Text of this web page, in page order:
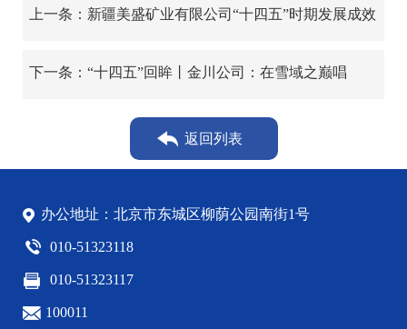
上一条：新疆美盛矿业有限公司“十四五”时期发展成效
下一条：“十四五”回眸丨金川公司：在雪域之巅唱
返回列表
办公地址：北京市东城区柳荫公园南街1号
010-51323118
010-51323117
100011